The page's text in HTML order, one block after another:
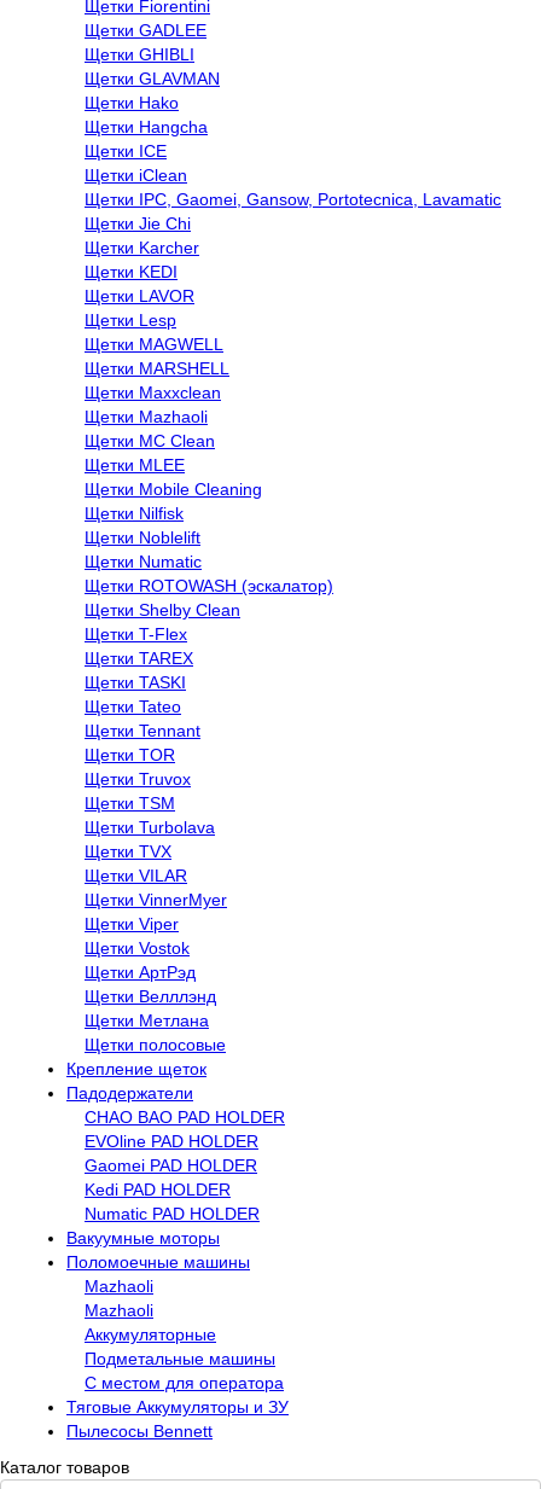
Щетки Fiorentini
Щетки GADLEE
Щетки GHIBLI
Щетки GLAVMAN
Щетки Hako
Щетки Hangcha
Щетки ICE
Щетки iClean
Щетки IPC, Gaomei, Gansow, Portotecnica, Lavamatic
Щетки Jie Chi
Щетки Karcher
Щетки KEDI
Щетки LAVOR
Щетки Lesp
Щетки MAGWELL
Щетки MARSHELL
Щетки Maxxclean
Щетки Mazhaoli
Щетки MC Clean
Щетки MLEE
Щетки Mobile Cleaning
Щетки Nilfisk
Щетки Noblelift
Щетки Numatic
Щетки ROTOWASH (эскалатор)
Щетки Shelby Clean
Щетки T-Flex
Щетки TAREX
Щетки TASKI
Щетки Tateo
Щетки Tennant
Щетки TOR
Щетки Truvox
Щетки TSM
Щетки Turbolava
Щетки TVX
Щетки VILAR
Щетки VinnerMyer
Щетки Viper
Щетки Vostok
Щетки АртРэд
Щетки Велллэнд
Щетки Метлана
Щетки полосовые
Крепление щеток
Падодержатели
CHAO BAO PAD HOLDER
EVOline PAD HOLDER
Gaomei PAD HOLDER
Kedi PAD HOLDER
Numatic PAD HOLDER
Вакуумные моторы
Поломоечные машины
Mazhaoli
Mazhaoli
Аккумуляторные
Подметальные машины
С местом для оператора
Тяговые Аккумуляторы и ЗУ
Пылесосы Bennett
Каталог товаров